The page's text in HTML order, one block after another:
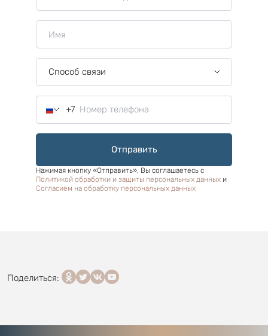
Способ связи
+7 Номер телефона
Отправить
Нажимая кнопку «Отправить», Вы соглашаетесь с
Политикой обработки и защиты персональных данных и
Согласием на обработку персональных данных
Поделиться: